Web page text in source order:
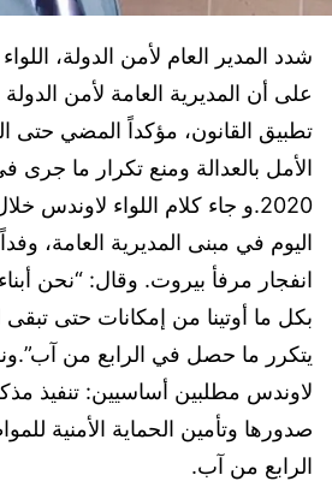
شدد المدير العام لأمن الدولة،
على أن المديرية العامة لأمن
تطبيق القانون، مؤكداً المضي حتى
الأمل بالعدالة ومنع تكرار ما جرى
2020.و جاء كلام اللواء لاوندس
اليوم في مبنى المديرية العامة،
انفجار مرفأ بيروت. وقال: “نحن
بكل ما أوتينا من إمكانات حتى تبقى
يتكرر ما حصل في الرابع من
لاوندس مطلبين أساسيين: تنفيذ
صدورها وتأمين الحماية الأمنية
الرابع من آب.